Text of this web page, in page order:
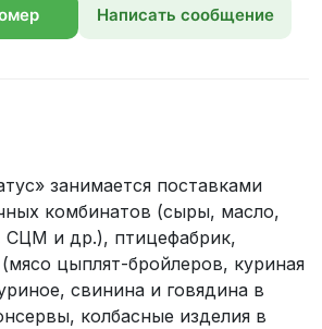
Написать сообщение
занимается поставками
комбинатов (сыры, масло,
и др.), птицефабрик,
цыплят-бройлеров, куриная
свинина и говядина в
колбасные изделия в